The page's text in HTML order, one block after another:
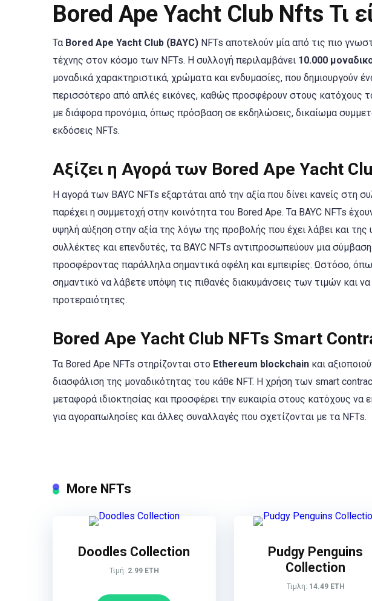
Bored Ape Yacht Club Nfts Τι
Τα Bored Ape Yacht Club (BAYC) NFTs αποτελούν μία από τις πιο
τέχνης στον κόσμο των NFTs. Η συλλογή περιλαμβάνει 10.000
μοναδικά χαρακτηριστικά, χρώματα και ενδυμασίες, που δημιουργούν
περισσότερο από απλές εικόνες, καθώς προσφέρουν στους κατόχους
με διάφορα προνόμια, όπως πρόσβαση σε εκδηλώσεις, δικαίωμα
εκδόσεις NFTs.
Αξίζει η Αγορά των Bored Ape Yacht
Η αγορά των BAYC NFTs εξαρτάται από την αξία που δίνει κανείς στη
παρέχει η συμμετοχή στην κοινότητα του Bored Ape. Τα BAYC NFTs
υψηλή αύξηση στην αξία της λόγω της προβολής που έχει λάβει και
συλλέκτες και επενδυτές, τα BAYC NFTs αντιπροσωπεύουν μια
προσφέροντας παράλληλα σημαντικά οφέλη και εμπειρίες. Ωστόσο,
σημαντικό να λάβετε υπόψη τις πιθανές διακυμάνσεις των τιμών και
προτεραιότητες.
Bored Ape Yacht Club NFTs Smart
Τα Bored Ape NFTs στηρίζονται στο Ethereum blockchain και
διασφάλιση της μοναδικότητας του κάθε NFT. Η χρήση των smart
μεταφορά ιδιοκτησίας και προσφέρει την ευκαιρία στους κατόχους
για αγοραπωλησίες και άλλες συναλλαγές που σχετίζονται με τα NFTs.
More NFTs
Doodles Collection
Τιμή: 2.99 ETH
Pudgy Penguins
Collection
Τιμλη: 14.49 ETH